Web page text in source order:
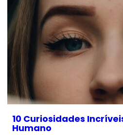
10 Curiosidades
Humano